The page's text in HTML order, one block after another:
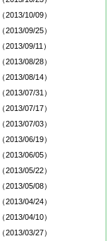
（2013/10/09）
（2013/09/25）
（2013/09/11）
（2013/08/28）
（2013/08/14）
（2013/07/31）
（2013/07/17）
（2013/07/03）
（2013/06/19）
（2013/06/05）
（2013/05/22）
（2013/05/08）
（2013/04/24）
（2013/04/10）
（2013/03/27）